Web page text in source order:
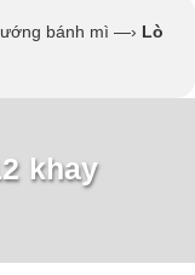
bánh mì —› Lò
khay